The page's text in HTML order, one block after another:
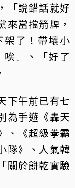
「說錯話就好
來當擋箭牌，
架了！帶壞小
」、「好了
下午前已有七
為手遊《轟天
、《超級拳霸
隊》、人氣韓
關於餅乾實驗